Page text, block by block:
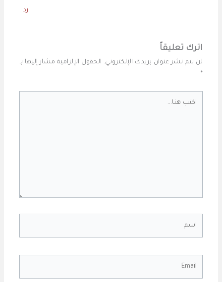
رد
اترك تعليقاً
لن يتم نشر عنوان بريدك الإلكتروني. الحقول الإلزامية مشار إليها بـ
*